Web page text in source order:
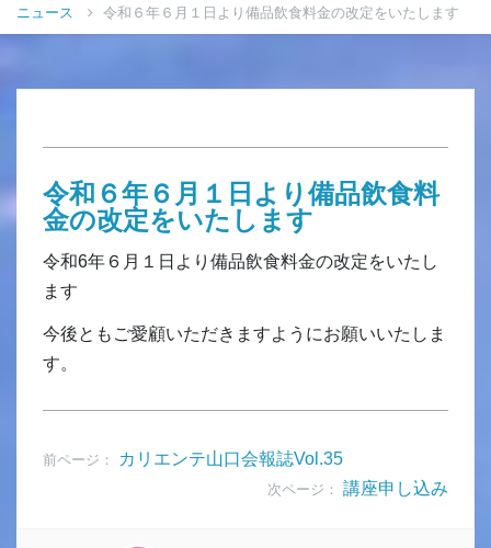
ニュース 令和６年６月１日より備品飲食料金の改定をいたします
令和６年６月１日より備品飲食料
金の改定をいたします
令和6年６月１日より備品飲食料金の改定をいたし
ます
今後ともご愛顧いただきますようにお願いいたしま
す。
前ページ： カリエンテ山口会報誌Vol.35
次ページ： 講座申し込み